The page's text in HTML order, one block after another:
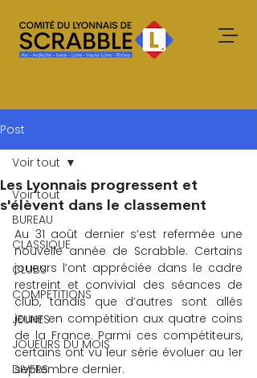
Post
Voir tout
BUREAU
CLASSIQUE
CLUBS
COMPETITIONS
JEUNES
JOUEURS DU MOIS
DIVERS
Voir tout
Les Lyonnais progressent et
s'élèvent dans le classement
Au 31 août dernier s’est refermée une
nouvelle année de Scrabble. Certains
joueurs l’ont appréciée dans le cadre
restreint et convivial des séances de
club, tandis que d’autres sont allés
jouer en compétition aux quatre coins
de la France. Parmi ces compétiteurs,
certains ont vu leur série évoluer au 1er
septembre dernier.